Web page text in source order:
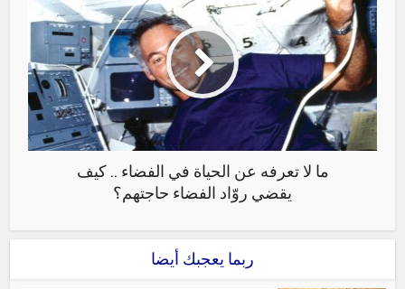
ما لا تعرفه عن الحياة في الفضاء .. كيف
يقضي روّاد الفضاء حاجتهم؟
ربما يعجبك أيضا